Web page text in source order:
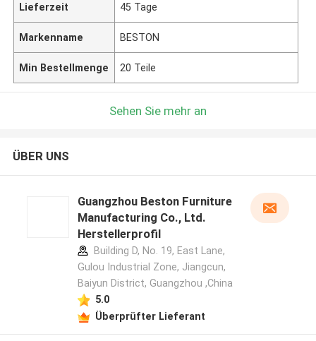
Lieferzeit 45 Tage
Markenname BESTON
Min Bestellmenge 20 Teile
Sehen Sie mehr an
ÜBER UNS
Guangzhou Beston Furniture
Manufacturing Co., Ltd.
Herstellerprofil
Building D, No. 19, East Lane,
Gulou Industrial Zone, Jiangcun,
Baiyun District, Guangzhou ,China
5.0
Überprüfter Lieferant